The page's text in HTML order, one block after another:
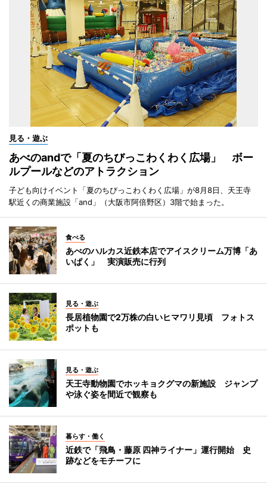
見る・遊ぶ
あべのandで「夏のちびっこわくわく広場」 ボー
ルプールなどのアトラクション
子ども向けイベント「夏のちびっこわくわく広場」が8月8日、天王寺
駅近くの商業施設「and」（大阪市阿倍野区）3階で始まった。
食べる
あべのハルカス近鉄本店でアイスクリーム万博「あ
いぱく」 実演販売に行列
見る・遊ぶ
長居植物園で2万株の白いヒマワリ見頃 フォトス
ポットも
見る・遊ぶ
天王寺動物園でホッキョクグマの新施設 ジャンプ
や泳ぐ姿を間近で観察も
暮らす・働く
近鉄で「飛鳥・藤原 四神ライナー」運行開始 史
跡などをモチーフに